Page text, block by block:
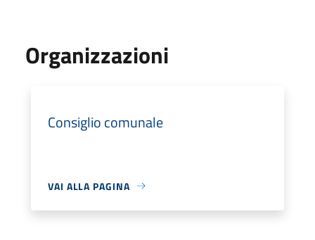
Organizzazioni
Consiglio comunale
VAI ALLA PAGINA